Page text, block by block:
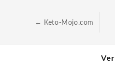
← Keto-Mojo.com